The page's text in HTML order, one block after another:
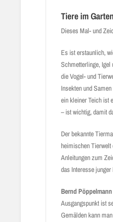
Tiere im Garten
Dieses Mal- und
Es ist erstaunlich,
Schmetterlinge, Igel
die Vogel- und
Insekten und
ein kleiner Teich ist
– ist wichtig, damit
Der bekannte
heimischen
Anleitungen zum
das Interesse
Bernd Pöppelmann
Ausgangspunkt ist
Gemälden kann